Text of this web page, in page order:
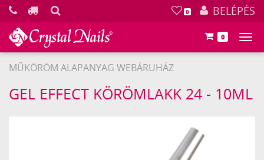
0 BELÉPÉS
0
MŰKÖRÖM ALAPANYAG WEBÁRUHÁZ
Crystal
Nails
GEL EFFECT KÖRÖMLAKK 24 - 10ML